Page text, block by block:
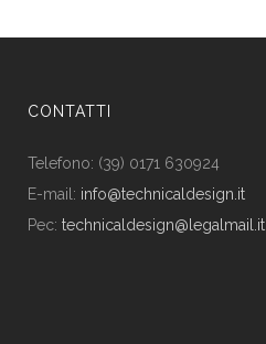
CONTATTI
Telefono: (39) 0171 630924
E-mail: info@technicaldesign.it
Pec: technicaldesign@legalmail.it